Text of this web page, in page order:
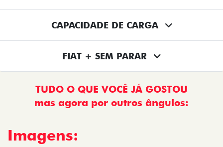
CAPACIDADE DE CARGA
FIAT + SEM PARAR
TUDO O QUE VOCÊ JÁ GOSTOU
mas agora por outros ângulos:
Imagens: